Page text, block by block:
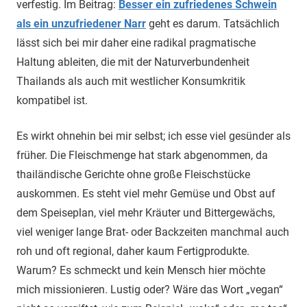
verfestig. Im Beitrag: Besser ein zufriedenes Schwein
als ein unzufriedener Narr geht es darum. Tatsächlich
lässt sich bei mir daher eine radikal pragmatische
Haltung ableiten, die mit der Naturverbundenheit
Thailands als auch mit westlicher Konsumkritik
kompatibel ist.
Es wirkt ohnehin bei mir selbst; ich esse viel gesünder als
früher. Die Fleischmenge hat stark abgenommen, da
thailändische Gerichte ohne große Fleischstücke
auskommen. Es steht viel mehr Gemüse und Obst auf
dem Speiseplan, viel mehr Kräuter und Bittergewächs,
viel weniger lange Brat- oder Backzeiten manchmal auch
roh und oft regional, daher kaum Fertigprodukte.
Warum? Es schmeckt und kein Mensch hier möchte
mich missionieren. Lustig oder? Wäre das Wort „vegan“